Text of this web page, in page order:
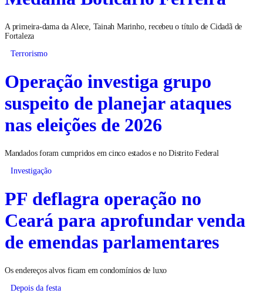
A primeira-dama da Alece, Tainah Marinho, recebeu o título de Cidadã de
Fortaleza
Terrorismo
Operação investiga grupo
suspeito de planejar ataques
nas eleições de 2026
Mandados foram cumpridos em cinco estados e no Distrito Federal
Investigação
PF deflagra operação no
Ceará para aprofundar venda
de emendas parlamentares
Os endereços alvos ficam em condomínios de luxo
Depois da festa